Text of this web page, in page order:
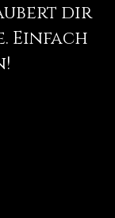
dir
Einfach